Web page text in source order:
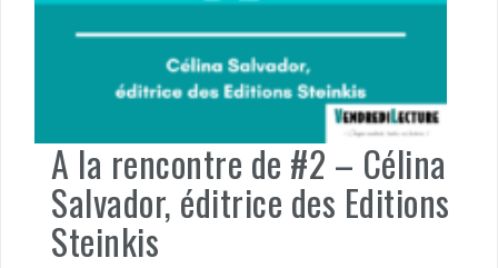
A la rencontre de #2 – Célina
Salvador, éditrice des Editions
Steinkis